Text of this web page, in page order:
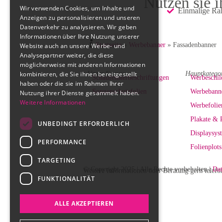
Einmalige
Startseite» Werbebanner» Fassadenbanner
Unser Focus:
Schaufensterbeschriftungen
Sonnenschutzfolien
Plakate &
Folienplots
Weitere Informationen oder Beratung gern
Copyright 2025 | Alle Rechte vorbehalten |
Wir verwenden Cookies, um Inhalte und
Anzeigen zu personalisieren und unseren
Datenverkehr zu analysieren. Wir geben
Informationen über Ihre Nutzung unserer
Website auch an unsere Werbe- und
Analysepartner weiter, die diese
möglicherweise mit anderen Informationen
kombinieren, die Sie ihnen bereitgestellt
haben oder die sie im Rahmen Ihrer
Nutzung ihrer Dienste gesammelt haben.
Weitere Informationen
UNBEDINGT ERFORDERLICH
PERFORMANCE
TARGETING
FUNKTIONALITÄT
ALLE AKZEPTIEREN